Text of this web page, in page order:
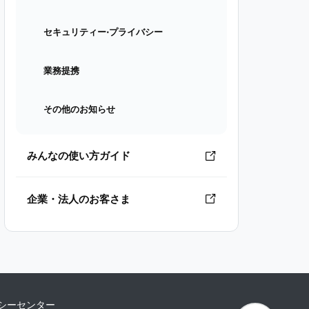
セキュリティー⋅プライバシー
業務提携
その他のお知らせ
みんなの使い方ガイド
企業・法人のお客さま
ーセンター